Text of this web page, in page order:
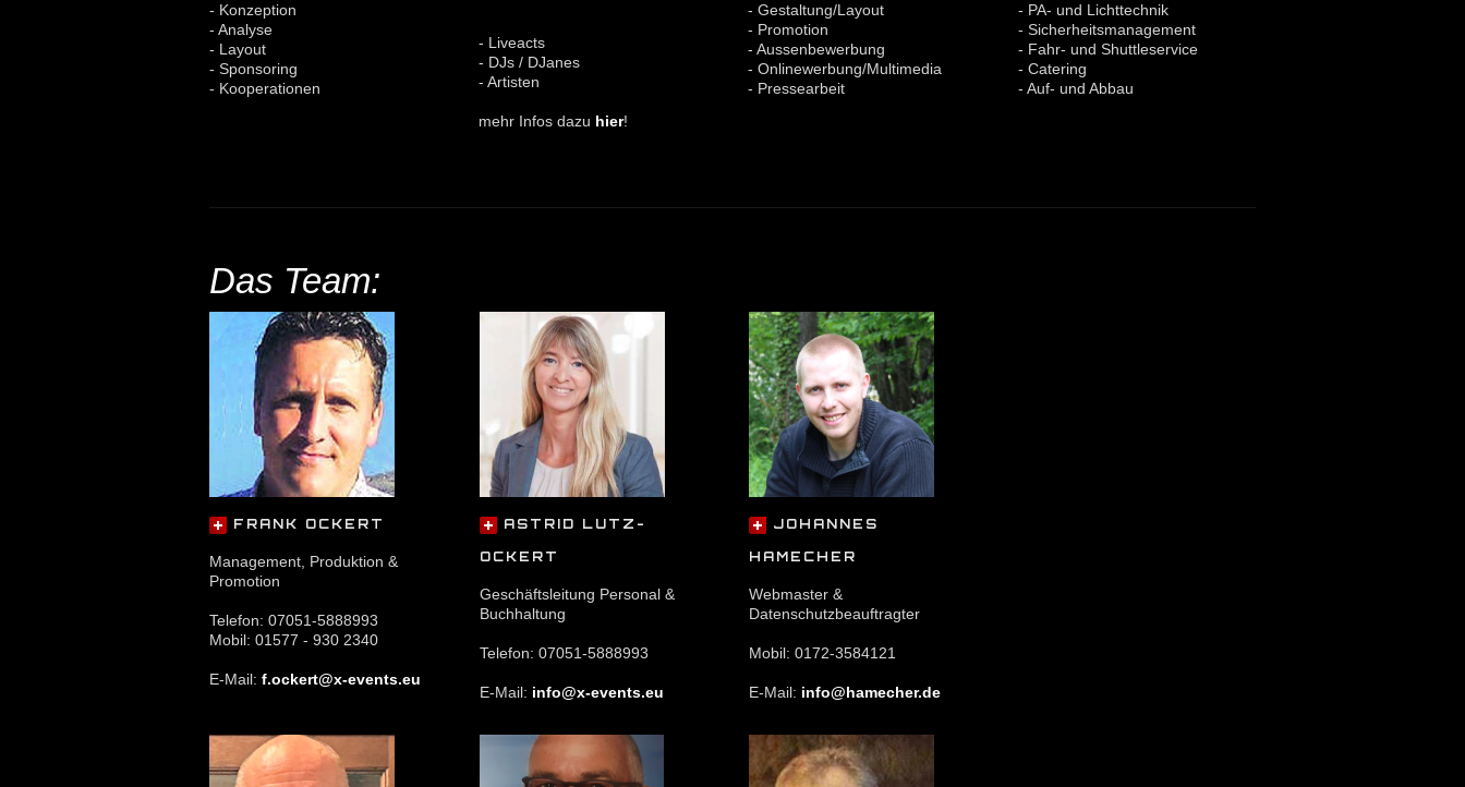
- Konzeption
- Analyse
- Layout
- Sponsoring
- Kooperationen
- Liveacts
- DJs / DJanes
- Artisten
mehr Infos dazu hier!
- Gestaltung/Layout
- Promotion
- Aussenbewerbung
- Onlinewerbung/Multimedia
- Pressearbeit
- PA- und Lichttechnik
- Sicherheitsmanagement
- Fahr- und Shuttleservice
- Catering
- Auf- und Abbau
Das Team:
FRANK OCKERT
Management, Produktion &
Promotion
Telefon: 07051-5888993
Mobil: 01577 - 930 2340
E-Mail: f.ockert@x-events.eu
ASTRID LUTZ-
OCKERT
Geschäftsleitung Personal &
Buchhaltung
Telefon: 07051-5888993
E-Mail: info@x-events.eu
JOHANNES
HAMECHER
Webmaster &
Datenschutzbeauftragter
Mobil: 0172-3584121
E-Mail: info@hamecher.de